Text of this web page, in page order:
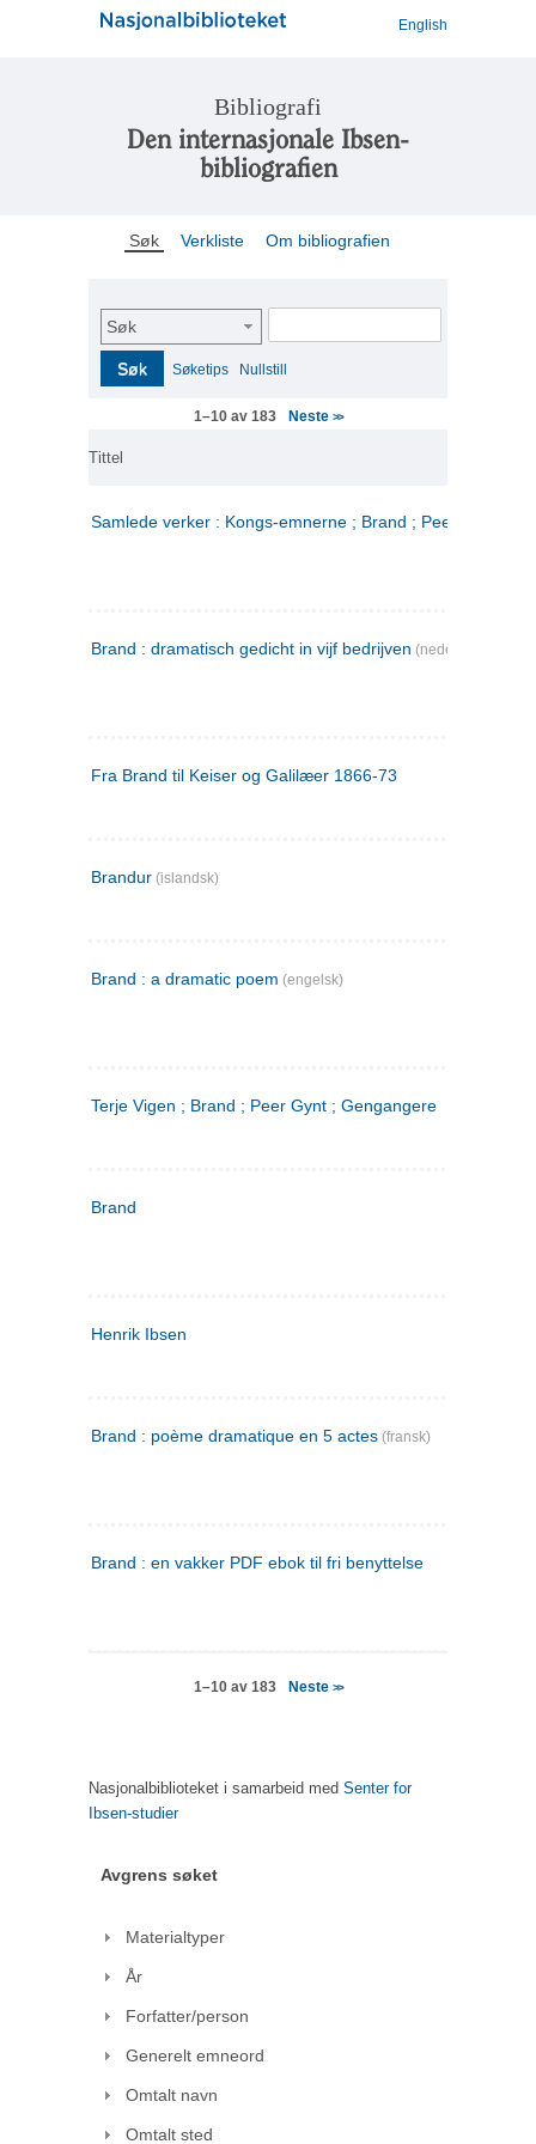
English
Bibliografi
Den internasjonale Ibsen-
bibliografien
Søk Verkliste Om bibliografien
Søk
Søk Søketips Nullstill
1–10 av 183 Neste >>
Tittel
Samlede verker : Kongs-emnerne ; Brand ; Peer Gynt. 2
Brand : dramatisch gedicht in vijf bedrijven (nederlandsk)
Fra Brand til Keiser og Galilæer 1866-73
Brandur (islandsk)
Brand : a dramatic poem (engelsk)
Terje Vigen ; Brand ; Peer Gynt ; Gengangere
Brand
Henrik Ibsen
Brand : poème dramatique en 5 actes (fransk)
Brand : en vakker PDF ebok til fri benyttelse
1–10 av 183 Neste >>
Nasjonalbiblioteket i samarbeid med Senter for
Ibsen-studier
Avgrens søket
Materialtyper
År
Forfatter/person
Generelt emneord
Omtalt navn
Omtalt sted